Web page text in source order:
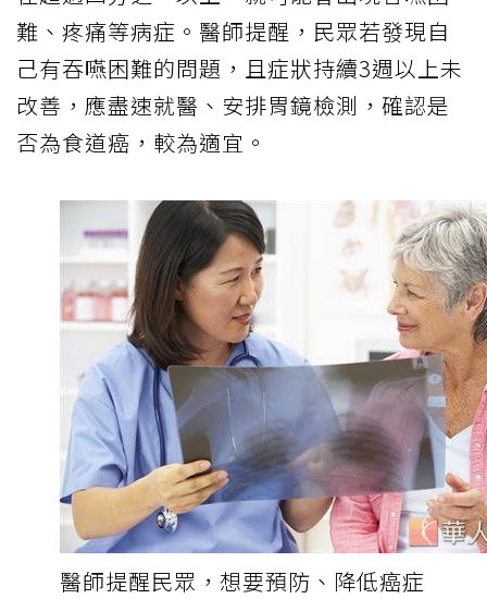
難、疼痛等病症。醫師提醒，民眾若發現自
己有吞嚥困難的問題，且症狀持續3週以上未
改善，應盡速就醫、安排胃鏡檢測，確認是
否為食道癌，較為適宜。
醫師提醒民眾，想要預防、降低癌症